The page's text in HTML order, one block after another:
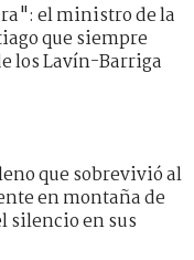
el ministro de la
que siempre
los Lavín-Barriga
que sobrevivió al
en montaña de
silencio en sus